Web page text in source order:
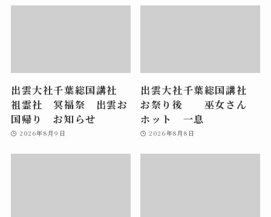
出雲大社千葉総国講社
祖霊社 冥福祭 出雲お
国帰り お知らせ
2026年8月9日
出雲大社千葉総国講社
お祭り後 巫女さん
ホット 一息
2026年8月8日